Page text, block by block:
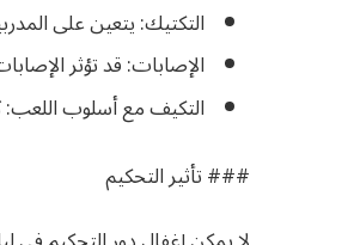
التكتيك: يتعين على
الإصابات: قد تؤثر
التكيف مع أسلوب
### تأثير التحكيم